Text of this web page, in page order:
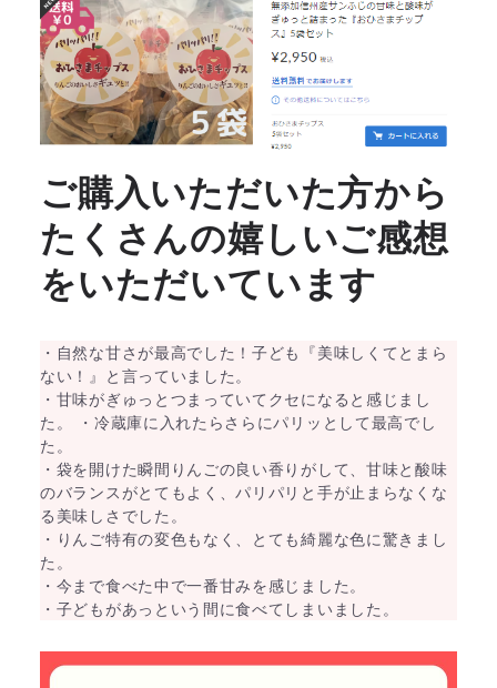
ご購入いただいた方から
たくさんの嬉しいご感想
をいただいています
・自然な甘さが最高でした！子ども『美味しくてとまら
ない！』と言っていました。
・甘味がぎゅっとつまっていてクセになると感じまし
た。 ・冷蔵庫に入れたらさらにパリッとして最高でし
た。
・袋を開けた瞬間りんごの良い香りがして、甘味と酸味
のバランスがとてもよく、パリパリと手が止まらなくな
る美味しさでした。
・りんご特有の変色もなく、とても綺麗な色に驚きまし
た。
・今まで食べた中で一番甘みを感じました。
・子どもがあっという間に食べてしまいました。